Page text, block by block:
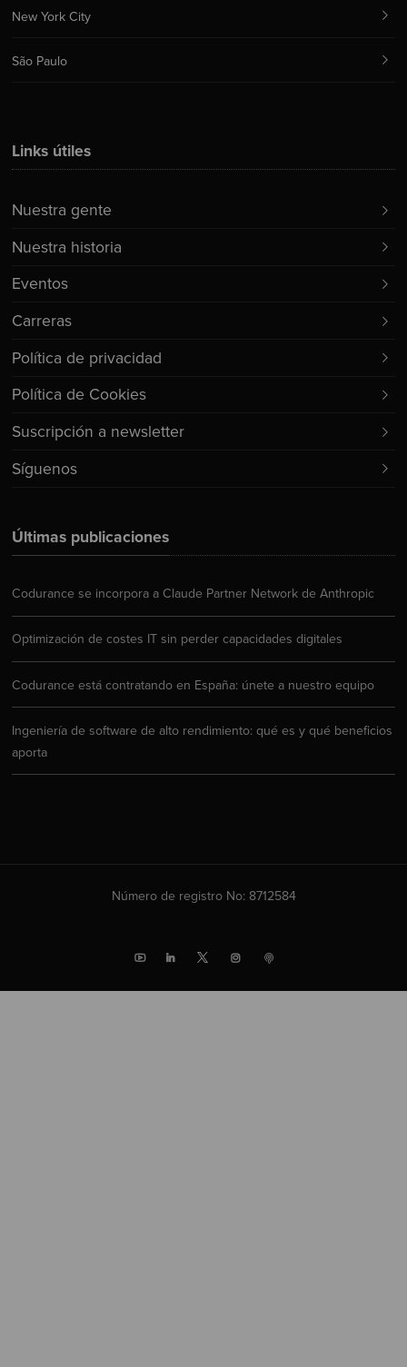
Últimas publicaciones
Codurance se incorpora a Claude Partner Network de Anthropic
Optimización de costes IT sin perder capacidades digitales
Codurance está contratando en España: únete a nuestro equipo
Ingeniería de software de alto rendimiento: qué es y qué beneficios
aporta
Links útiles
Nuestra gente
Nuestra historia
Eventos
Carreras
Política de privacidad
Política de Cookies
Suscripción a newsletter
Síguenos
New York City
São Paulo
Número de registro No: 8712584